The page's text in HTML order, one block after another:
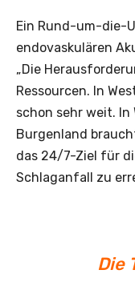
Ein Rund-um-die-
endovaskulären
„Die
Ressourcen. In
schon sehr weit. In
Burgenland
das 24/7-Ziel für
Schlaganfall zu
Die